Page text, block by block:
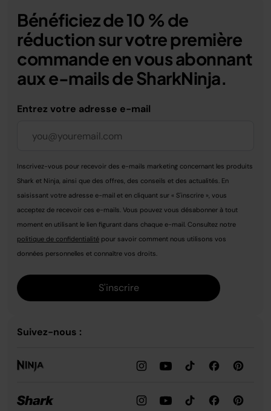
Bénéficiez de 10 % de
réduction sur votre première
commande en vous abonnant
aux e-mails de SharkNinja.
Entrez votre adresse e-mail
Inscrivez-vous pour recevoir des e-mails marketing concernant les produits
Shark et Ninja, ainsi que des offres, des conseils et des actualités. En
saisissant votre adresse e-mail et en cliquant sur « S'inscrire », vous
acceptez de recevoir ces e-mails. Vous pouvez vous désabonner à tout
moment en utilisant le lien figurant dans chaque e-mail. Consultez notre
politique de confidentialité pour savoir comment nous utilisons vos
données personnelles et connaître vos droits.
S'inscrire
Suivez-nous :